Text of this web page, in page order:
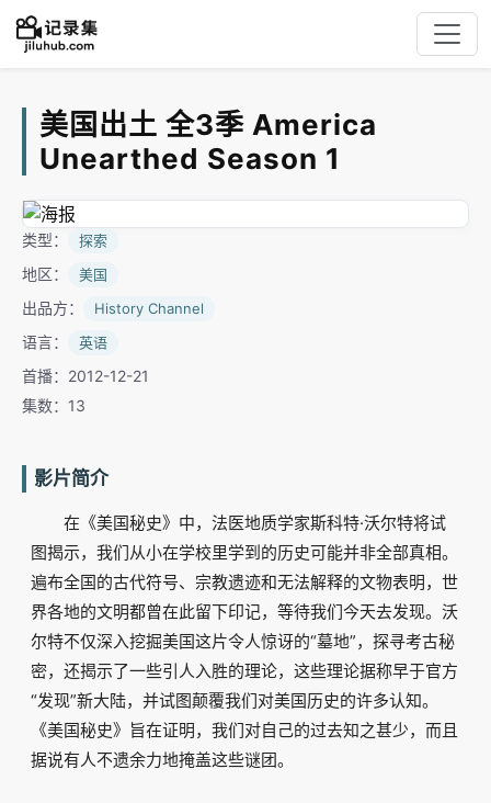
美国出土 全3季 America
Unearthed Season 1
类型： 探索
地区： 美国
出品方： History Channel
语言： 英语
首播：2012-12-21
集数：13
影片简介
在《美国秘史》中，法医地质学家斯科特·沃尔特将试
图揭示，我们从小在学校里学到的历史可能并非全部真相。
遍布全国的古代符号、宗教遗迹和无法解释的文物表明，世
界各地的文明都曾在此留下印记，等待我们今天去发现。沃
尔特不仅深入挖掘美国这片令人惊讶的“墓地”，探寻考古秘
密，还揭示了一些引人入胜的理论，这些理论据称早于官方
“发现”新大陆，并试图颠覆我们对美国历史的许多认知。
《美国秘史》旨在证明，我们对自己的过去知之甚少，而且
据说有人不遗余力地掩盖这些谜团。